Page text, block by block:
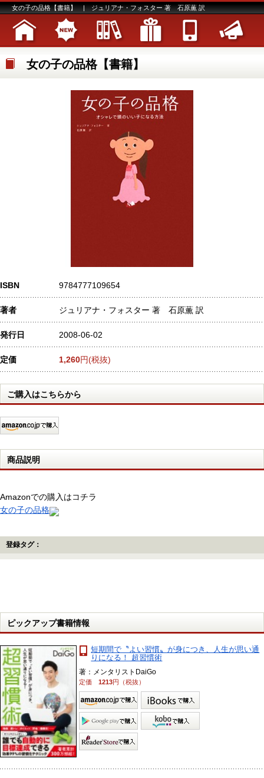
女の子の品格【書籍】 | ジュリアナ・フォスター 著 石原薫 訳
女の子の品格【書籍】
ISBN 9784777109654
著者 ジュリアナ・フォスター 著 石原薫 訳
発行日 2008-06-02
定価 1,260円(税抜)
ご購入はこちらから
商品説明
Amazonでの購入はコチラ
女の子の品格
登録タグ：
ピックアップ書籍情報
短期間で〝よい習慣〟が身につき、人生が思い通
りになる！ 超習慣術
著：メンタリストDaiGo
定価1213円（税抜）